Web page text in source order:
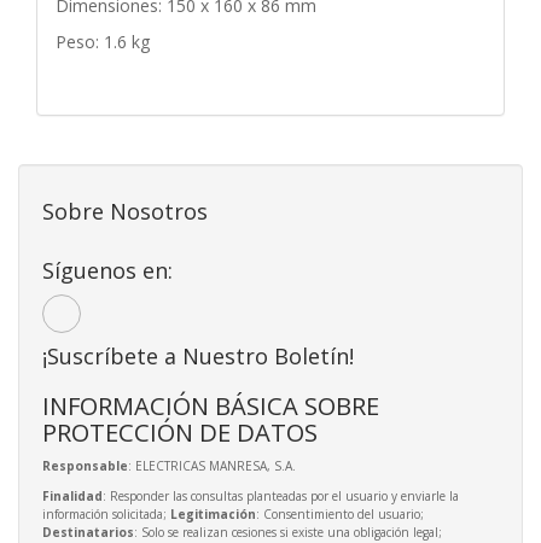
Dimensiones: 150 x 160 x 86 mm
Peso: 1.6 kg
Sobre Nosotros
Síguenos en:
¡Suscríbete a Nuestro Boletín!
INFORMACIÓN BÁSICA SOBRE
PROTECCIÓN DE DATOS
Responsable: ELECTRICAS MANRESA, S.A.
Finalidad: Responder las consultas planteadas por el usuario y enviarle la
información solicitada; Legitimación: Consentimiento del usuario;
Destinatarios: Solo se realizan cesiones si existe una obligación legal;